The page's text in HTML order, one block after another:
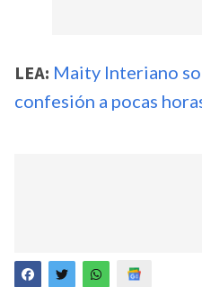
LEA: Maity Interiano
confesión a pocas